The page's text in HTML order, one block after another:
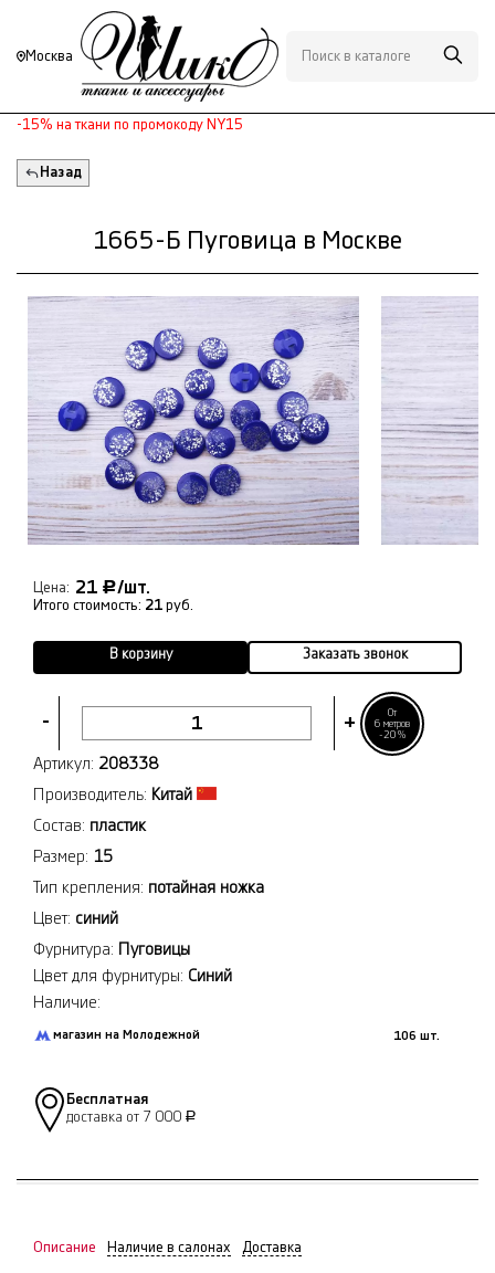
Москва
-15% на ткани по промокоду NY15
Назад
1665-Б Пуговица в Москве
- +
От
6 метров
-20%
Цена: 21 Р/шт.
Итого стоимость: 21 руб.
В корзину Заказать звонок
Артикул: 208338
Производитель: Китай
Состав: пластик
Размер: 15
Тип крепления: потайная ножка
Цвет: синий
Фурнитура: Пуговицы
Цвет для фурнитуры: Синий
Наличие:
магазин на Молодежной 106 шт.
Бесплатная
доставка от 7 000 Р
Описание Наличие в салонах Доставка